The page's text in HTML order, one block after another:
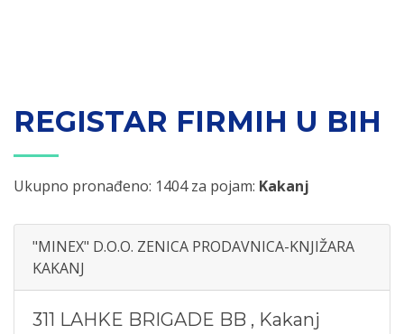
REGISTAR FIRMIH U BIH
Ukupno pronađeno: 1404 za pojam: Kakanj
"MINEX" D.O.O. ZENICA PRODAVNICA-KNJIŽARA
KAKANJ
311 LAHKE BRIGADE BB , Kakanj